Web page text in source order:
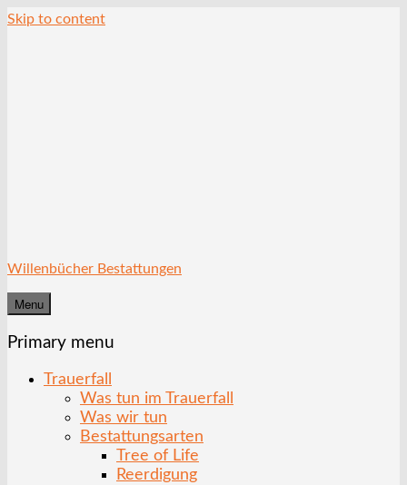
Skip to content
Willenbücher Bestattungen
Menu
Primary menu
Trauerfall
Was tun im Trauerfall
Was wir tun
Bestattungsarten
Tree of Life
Reerdigung